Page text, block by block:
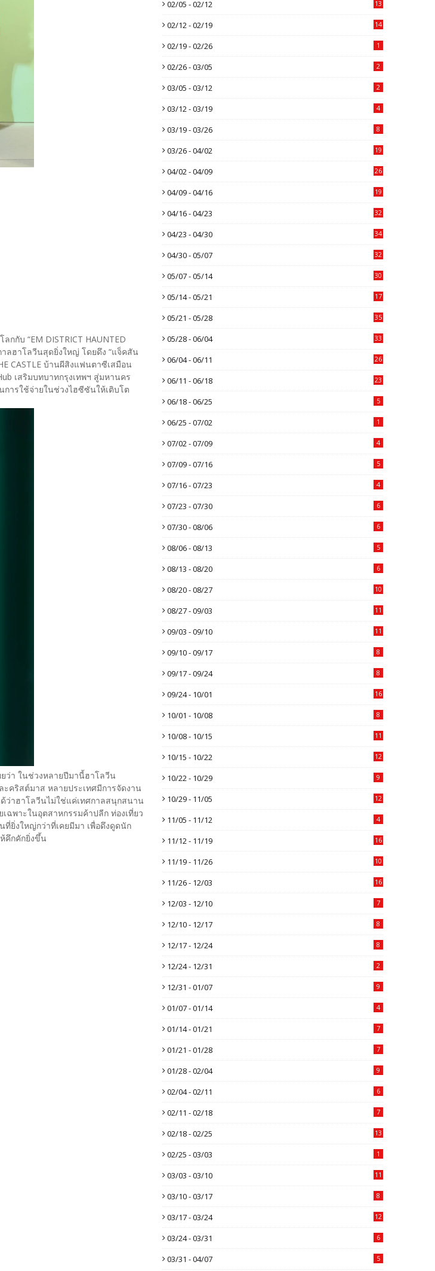
กับ “EM DISTRICT HAUNTED
าลฮาโลวีนสุดยิ่งใหญ่ โดยดึง “แจ็คสัน
CASTLE บ้านผีสิงแฟนตาซีเสมือน
เสริมบทบาทกรุงเทพฯ สู่มหานคร
การใช้จ่ายในช่วงไฮซีซันให้เติบโต
ว่า ในช่วงหลายปีมานี้ฮาโลวีน
คริสต์มาส หลายประเทศมีการจัดงาน
ด้ว่าฮาโลวีนไม่ใช่แค่เทศกาลสนุกสนาน
ฉพาะในอุตสาหกรรมค้าปลีก ท่องเที่ยว
ที่ยิ่งใหญ่กว่าที่เคยมีมา เพื่อดึงดูดนัก
คึกคักยิ่งขึ้น
02/05 - 02/12 13
02/12 - 02/19 14
02/19 - 02/26 1
02/26 - 03/05 2
03/05 - 03/12 2
03/12 - 03/19 4
03/19 - 03/26 8
03/26 - 04/02 19
04/02 - 04/09 26
04/09 - 04/16 19
04/16 - 04/23 32
04/23 - 04/30 34
04/30 - 05/07 32
05/07 - 05/14 30
05/14 - 05/21 17
05/21 - 05/28 35
05/28 - 06/04 33
06/04 - 06/11 26
06/11 - 06/18 23
06/18 - 06/25 5
06/25 - 07/02 1
07/02 - 07/09 4
07/09 - 07/16 5
07/16 - 07/23 4
07/23 - 07/30 6
07/30 - 08/06 6
08/06 - 08/13 5
08/13 - 08/20 6
08/20 - 08/27 10
08/27 - 09/03 11
09/03 - 09/10 11
09/10 - 09/17 8
09/17 - 09/24 8
09/24 - 10/01 16
10/01 - 10/08 8
10/08 - 10/15 11
10/15 - 10/22 12
10/22 - 10/29 9
10/29 - 11/05 12
11/05 - 11/12 4
11/12 - 11/19 16
11/19 - 11/26 10
11/26 - 12/03 16
12/03 - 12/10 7
12/10 - 12/17 8
12/17 - 12/24 8
12/24 - 12/31 2
12/31 - 01/07 9
01/07 - 01/14 4
01/14 - 01/21 7
01/21 - 01/28 7
01/28 - 02/04 9
02/04 - 02/11 6
02/11 - 02/18 7
02/18 - 02/25 13
02/25 - 03/03 1
03/03 - 03/10 11
03/10 - 03/17 8
03/17 - 03/24 12
03/24 - 03/31 6
03/31 - 04/07 5